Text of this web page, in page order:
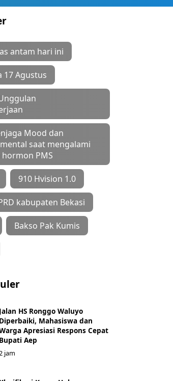
antam hari ini
17 Agustus
Mood dan
saat mengalami
PMS
910 Hvision 1.0
kabupaten Bekasi
Bakso Pak Kumis
Jalan HS Ronggo Waluyo
Diperbaiki, Mahasiswa dan
Apresiasi Respons Cepat
Bupati Aep
jam